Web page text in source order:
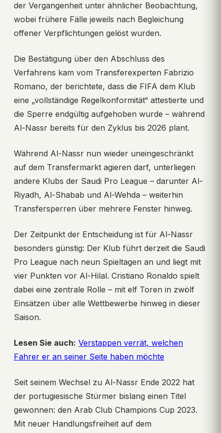
der Vergangenheit unter ähnlicher Beobachtung,
wobei frühere Fälle jeweils nach Begleichung
offener Verpflichtungen gelöst wurden.
Die Bestätigung über den Abschluss des
Verfahrens kam vom Transferexperten Fabrizio
Romano, der berichtete, dass die FIFA dem Klub
eine „vollständige Regelkonformität“ attestierte und
die Sperre endgültig aufgehoben wurde – während
Al-Nassr bereits für den Zyklus bis 2026 plant.
Während Al-Nassr nun wieder uneingeschränkt
auf dem Transfermarkt agieren darf, unterliegen
andere Klubs der Saudi Pro League – darunter Al-
Riyadh, Al-Shabab und Al-Wehda – weiterhin
Transfersperren über mehrere Fenster hinweg.
Der Zeitpunkt der Entscheidung ist für Al-Nassr
besonders günstig: Der Klub führt derzeit die Saudi
Pro League nach neun Spieltagen an und liegt mit
vier Punkten vor Al-Hilal. Cristiano Ronaldo spielt
dabei eine zentrale Rolle – mit elf Toren in zwölf
Einsätzen über alle Wettbewerbe hinweg in dieser
Saison.
Lesen Sie auch: Verstappen verrät, welchen
Fahrer er an seiner Seite haben möchte
Seit seinem Wechsel zu Al-Nassr Ende 2022 hat
der portugiesische Stürmer bislang einen Titel
gewonnen: den Arab Club Champions Cup 2023.
Mit neuer Handlungsfreiheit auf dem